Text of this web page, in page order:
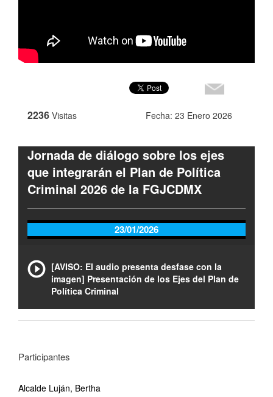
2236 Visitas Fecha: 23 Enero 2026
Jornada de diálogo sobre los ejes
que integrarán el Plan de Política
Criminal 2026 de la FGJCDMX
23/01/2026
[AVISO: El audio presenta desfase con la
imagen] Presentación de los Ejes del Plan de
Política Criminal
Participantes
Alcalde Luján, Bertha